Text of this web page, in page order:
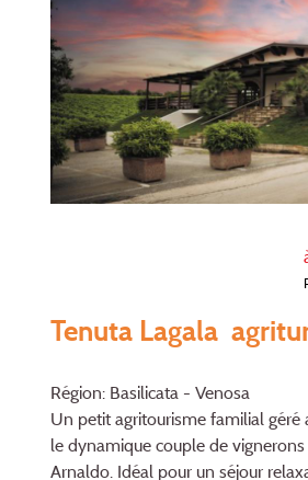
Tenuta Lagala
Région: Basilicata - Venosa
Un petit agritourisme familial géré
le dynamique couple de
Arnaldo. Idéal pour un séjour